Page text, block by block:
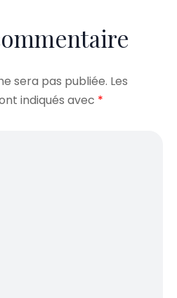
sera pas publiée. Les
indiqués avec *